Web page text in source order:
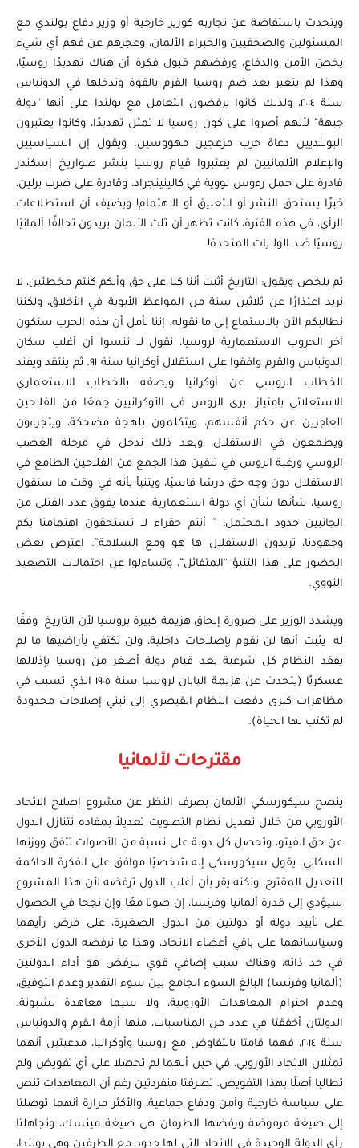
ويتحدث باستفاضة عن تجاربه كوزير خارجية أو وزير دفاع بولندي مع
المسئولين والصحفيين والخبراء الألمان، وعجزهم عن فهم أي شيء
يخصّ الأمن والدفاع، ورفضهم قبول فكرة أن هناك تهديدًا روسيًا،
وهذا لم يتغير بعد ضم روسيا القرم بالقوة وتدخلها في الدونباس
سنة ٢٠١٤، ولذلك كانوا يرفضون التعامل مع بولندا على أنها “دولة
جبهة” لأنهم أصروا على كون روسيا لا تمثل تهديدًا، وكانوا يعتبرون
البولنديين دعاة حرب مزعجين مهووسين. ويقول إن السياسيين
والإعلام الألمانيين لم يعتبروا قيام روسيا بنشر صواريخ إسكندر
قادرة على حمل رءوس نووية في كالينينجراد، وقادرة على ضرب برلين،
خبرًا يستحق النشر أو التعليق أو الاهتمام! ويضيف أن استطلاعات
الرأي، في هذه الفترة، كانت تظهر أن ثلث الألمان يريدون تحالفًا ألمانيًا
روسيًا ضد الولايات المتحدة!
ثم يلخص ويقول: التاريخ أثبت أننا كنا على حق وأنكم كنتم مخطئين، لا
نريد اعتذارًا عن ثلاثين سنة من المواعظ الأبوية في الأخلاق، ولكننا
نطالبكم الآن بالاستماع إلى ما نقوله. إننا نأمل أن هذه الحرب ستكون
آخر الحروب الاستعمارية لروسيا، نقول لا تنسوا أن أغلب سكان
الدونباس والقرم وافقوا على استقلال أوكرانيا سنة ٩١. ثم ينتقد ويفند
الخطاب الروسي عن أوكرانيا ويصفه بالخطاب الاستعماري
الاستعلائي بامتياز. يرى الروس في الأوكرانيين جمعًا من الفلاحين
العاجزين عن حكم أنفسهم، ويتكلمون بلهجة مضحكة، ويتجرءون
ويطمعون في الاستقلال، وبعد ذلك ندخل في مرحلة الغضب
الروسي ورغبة الروس في تلقين هذا الجمع من الفلاحين الطامع في
الاستقلال دون وجه حق درسًا قاسيًا، ويتنبأ بأنه في وقت ما ستقول
روسيا، شأنها شأن أي دولة استعمارية، عندما يفوق عدد القتلى من
الجانبين حدود المحتمل: ” أنتم حقراء لا تستحقون اهتمامنا بكم
وجهودنا، تريدون الاستقلال ها هو ومع السلامة”. اعترض بعض
الحضور على هذا التنبؤ “المتفائل”، وتساءلوا عن احتمالات التصعيد
النووي.
ويشدد الوزير على ضرورة إلحاق هزيمة كبيرة بروسيا لأن التاريخ -وفقًا
له- يثبت أنها لن تقوم بإصلاحات داخلية، ولن تكتفي بأراضيها ما لم
يفقد النظام كل شرعية بعد قيام دولة أصغر من روسيا بإذلالها
عسكريًا (يتحدث عن هزيمة اليابان لروسيا سنة ١٩٠٥ الذي تسبب في
مظاهرات كبرى دفعت النظام القيصري إلى تبني إصلاحات محدودة
لم تكتب لها الحياة).
مقترحات لألمانيا
ينصح سيكورسكي الألمان بصرف النظر عن مشروع إصلاح الاتحاد
الأوروبي من خلال تعديل نظام التصويت تعديلاً بمفاده تتنازل الدول
عن حق الفيتو، وتحصل كل دولة على نسبة من الأصوات تتفق ووزنها
السكاني. يقول سيكورسكي إنه شخصيًا موافق على الفكرة الحاكمة
للتعديل المقترح، ولكنه يقر بأن أغلب الدول ترفضه لأن هذا المشروع
سيؤدي إلى قدرة ألمانيا وفرنسا، إن صوتا معًا وإن نجحا في الحصول
على تأييد دولة أو دولتين من الدول الصغيرة، على فرض رأيهما
وسياساتهما على باقي أعضاء الاتحاد، وهذا ما ترفضه الدول الأخرى
في حد ذاته، وهناك سبب إضافي قوي للرفض هو أداء الدولتين
(ألمانيا وفرنسا) البالغ السوء الجامع بين سوء التقدير وعدم التوفيق،
وعدم احترام المعاهدات الأوروبية، ولا سيما معاهدة لشبونة.
الدولتان أخفقتا في عدد من المناسبات، منها أزمة القرم والدونباس
سنة ٢٠١٤، فهما قامتا بالتفاوض مع روسيا وأوكرانيا، مدعيتين أنهما
تمثلان الاتحاد الأوروبي، في حين أنهما لم تحصلا على أي تفويض ولم
تطالبا أصلًا بهذا التفويض. تصرفتا منفردتين رغم أن المعاهدات تنص
على سياسة خارجية وأمن ودفاع جماعية، والأكثر مرارة أنهما توصلتا
إلى صيغة مرفوضة ورفضها الطرفان هي صيغة مينسك، وتجاهلتا
رأي الدولة الوحيدة في الاتحاد التي لها حدود مع الطرفين وهي بولندا،